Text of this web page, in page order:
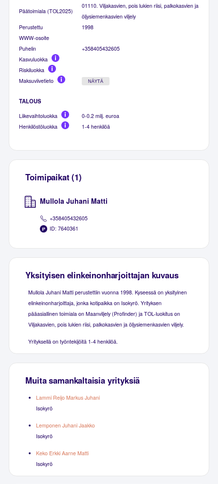
Päätoimiala (TOL2025)
01110. Viljakasvien, pois lukien riisi, palkokasvien ja
öljysiemenkasvien viljely
Perustettu
1998
WWW-osoite
Puhelin
+358405432605
Kasvuluokka
Riskiluokka
Maksuviivetieto
NÄYTÄ
TALOUS
Liikevaihtoluokka
0-0.2 milj. euroa
Henkilöstöluokka
1-4 henkilöä
Toimipaikat (1)
Mullola Juhani Matti
+358405432605
ID: 7640361
Yksityisen elinkeinonharjoittajan kuvaus
Mullola Juhani Matti perustettiin vuonna 1998. Kyseessä on yksityinen
elinkeinonharjoittaja, jonka kotipaikka on Isokyrö. Yrityksen
pääasiallinen toimiala on Maanviljely (Profinder) ja TOL-luokitus on
Viljakasvien, pois lukien riisi, palkokasvien ja öljysiemenkasvien viljely.
Yrityksellä on työntekijöitä 1-4 henkilöä.
Muita samankaltaisia yrityksiä
Lammi Reijo Markus Juhani
Isokyrö
Lemponen Juhani Jaakko
Isokyrö
Keko Erkki Aarne Matti
Isokyrö